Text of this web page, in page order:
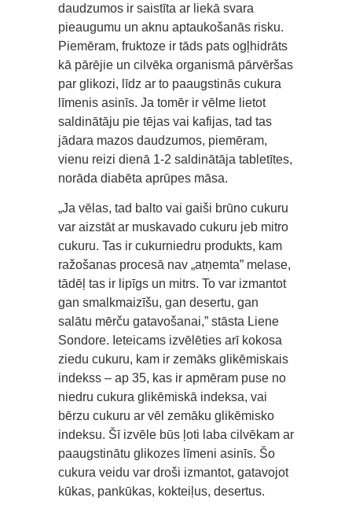
daudzumos ir saistīta ar liekā svara
pieaugumu un aknu aptaukošanās risku.
Piemēram, fruktoze ir tāds pats ogļhidrāts
kā pārējie un cilvēka organismā pārvēršas
par glikozi, līdz ar to paaugstinās cukura
līmenis asinīs. Ja tomēr ir vēlme lietot
saldinātāju pie tējas vai kafijas, tad tas
jādara mazos daudzumos, piemēram,
vienu reizi dienā 1-2 saldinātāja tabletītes,
norāda diabēta aprūpes māsa.
„Ja vēlas, tad balto vai gaiši brūno cukuru
var aizstāt ar muskavado cukuru jeb mitro
cukuru. Tas ir cukurniedru produkts, kam
ražošanas procesā nav „atņemta” melase,
tādēļ tas ir lipīgs un mitrs. To var izmantot
gan smalkmaizīšu, gan desertu, gan
salātu mērču gatavošanai,” stāsta Liene
Sondore. Ieteicams izvēlēties arī kokosa
ziedu cukuru, kam ir zemāks glikēmiskais
indekss – ap 35, kas ir apmēram puse no
niedru cukura glikēmiskā indeksa, vai
bērzu cukuru ar vēl zemāku glikēmisko
indeksu. Šī izvēle būs ļoti laba cilvēkam ar
paaugstinātu glikozes līmeni asinīs. Šo
cukura veidu var droši izmantot, gatavojot
kūkas, pankūkas, kokteiļus, desertus.